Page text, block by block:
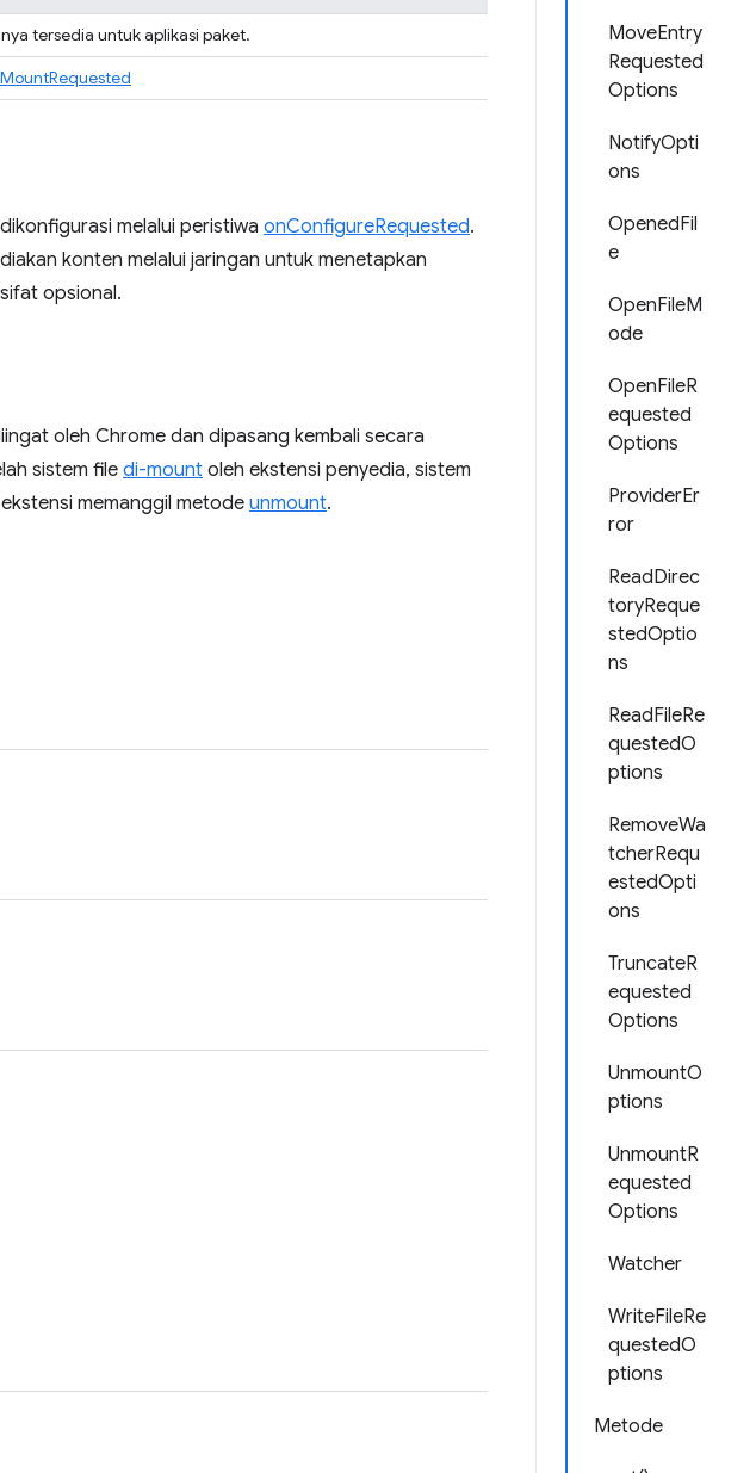
MoveEntry
Requested
Options
NotifyOpti
ons
OpenedFil
e
OpenFileM
ode
OpenFileR
equested
Options
ProviderEr
ror
ReadDirec
toryReque
stedOptio
ns
ReadFileRe
questedO
ptions
RemoveWa
tcherRequ
estedOpti
ons
TruncateR
equested
Options
UnmountO
ptions
UnmountR
equested
Options
Watcher
WriteFileRe
questedO
ptions
Metode
tersedia untuk aplikasi paket.
melalui peristiwa onConfigureRequested.
konten melalui jaringan untuk menetapkan
opsional.
oleh Chrome dan dipasang kembali secara
sistem filedi-mount oleh ekstensi penyedia, sistem
memanggil metode unmount.